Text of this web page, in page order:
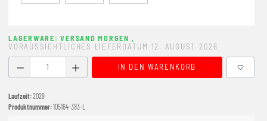
LAGERWARE: VERSAND MORGEN ,
VORAUSSICHTLICHES LIEFERDATUM 12. AUGUST 2026
Produkt Anzahl: Gib den gewünschten Wert ein oder
IN DEN WARENKORB
Laufzeit:2029
Produktnummer:105164-383-L